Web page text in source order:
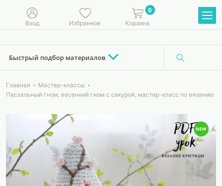
Вход Избранное
0
Корзина
Быстрый подбор материалов
Главная
Мастер-классы
Пасхальный гном, весенний гном с сакурой, мастер-класс по вязанию